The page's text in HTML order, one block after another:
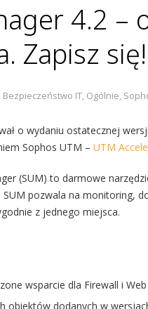
4.2 –
Zapisz się!
, Bezpieczeństwo IT, Ogólnie,
o wydaniu ostatecznej
Sophos UTM – UTM
(SUM) to darmowe
SUM pozwala na monitoring,
z jednego miejsca.
wsparcie dla Firewall i
obiektów dodanych w